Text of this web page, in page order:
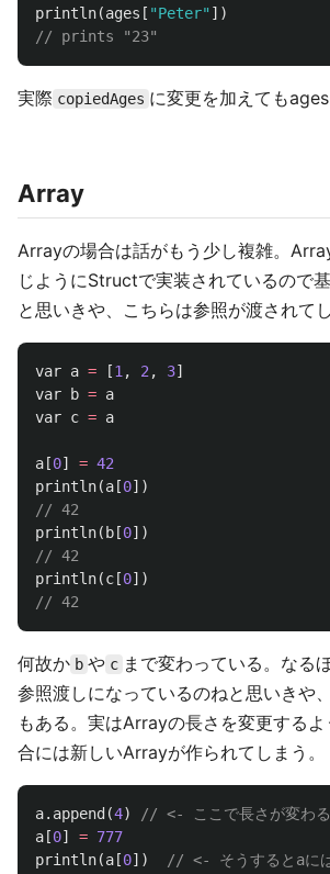
println(ages [ "Peter" ])
// prints "23"
実際 copiedAges に変更を加えてもages
Array
Arrayの場合は話がもう少し複雑。
じようにStructで実装されているので
と思いきや、こちらは参照が渡されてし
var a = [1 , 2 , 3]
var
b = a
var c = a
a [0] = 42
println(a [0])
// 42
println( b [0])
// 42
println(c [0])
// 42
何故か b や c まで変わっている。なる
参照渡しになっているのねと思いきや
もある。実はArrayの長さを変更する
合には新しいArrayが作られてしまう。
a. append (4)
// <- ここで長さが変わる
a [0] = 777
println(a [0]) // <- そうするとaに